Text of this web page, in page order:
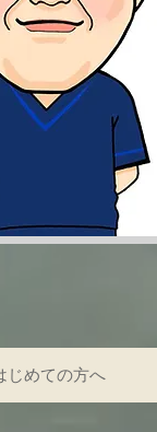
じめての方へ